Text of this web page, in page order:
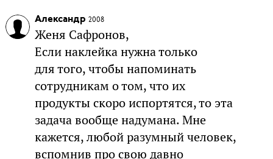
Александр 2008
Женя Сафронов,
Если наклейка нужна только
для того, чтобы напоминать
сотрудникам о том, что их
продукты скоро испортятся, то эта
задача вообще надумана. Мне
кажется, любой разумный человек,
вспомнив про свою давно